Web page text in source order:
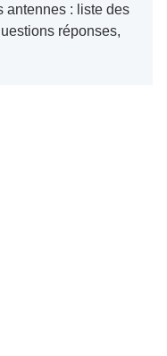
antennes : liste des
réponses,